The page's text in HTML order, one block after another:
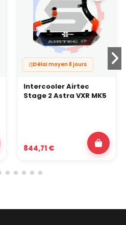
Délai moyen 8 jours
Intercooler Airtec
Stage 2 Astra VXR MK5
844,71 €